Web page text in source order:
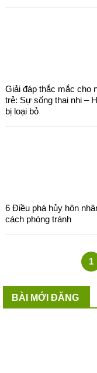
Giải đáp thắc mắc cho
trẻ: Sự sống thai nhi –
bị loại bỏ
6 Điều phá hủy hôn
cách phòng tránh
1
BÀI MỚI ĐĂNG